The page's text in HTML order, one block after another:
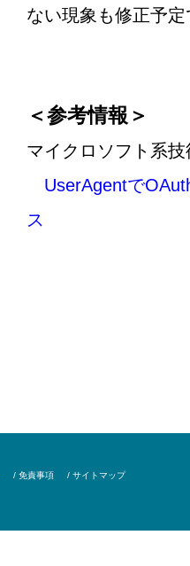
ない現象も修正予
＜参考情報＞
マイクロソフト系
UserAgentで
ス
/ 免責事項 / サイトマップ